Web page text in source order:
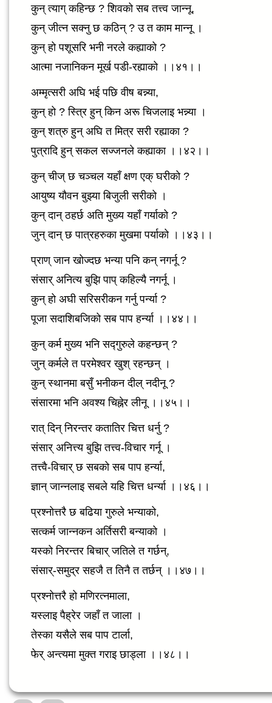
कुन् त्याग् कहिन्छ ? शिवको सब तत्त्व जान्नू,
कुन् जीत्न सक्नु छ कठिन् ? उ त काम मान्नू ।
कुन् हो पशूसरि भनी नरले कह्याको ?
आत्मा नजानिकन मूर्ख पडी-रह्याको ।।४१।।
अम्मृत्सरी अघि भई पछि वीष बन्न्या,
कुन् हो ? स्त्रि हुन् किन अरू चिजलाइ भन्न्या ।
कुन् शत्रु हुन् अघि त मित्र सरी रह्याका ?
पुत्रादि हुन् सकल सज्जनले कह्याका ।।४२।।
कुन् चीज् छ चञ्चल यहाँ क्षण एक् घरीको ?
आयुष्य यौवन बुझ्या बिजुली सरीको ।
कुन् दान् ठहर्छ अति मुख्य यहाँ गर्याको ?
जुन् दान् छ पात्रहरुका मुखमा पर्याको ।।४३।।
प्राण् जान खोज्दछ भन्या पनि कन् नगर्नू ?
संसार् अनित्य बुझि पाप् कहिल्यै नगर्नू ।
कुन् हो अघी सरिसरीकन गर्नु पर्न्या ?
पूजा सदाशिबजिको सब पाप हर्न्या ।।४४।।
कुन् कर्म मुख्य भनि सद्गुरुले कहन्छन् ?
जुन् कर्मले त परमेश्वर खुश् रहन्छन् ।
कुन् स्थानमा बसुँ भनीकन दील् नदीनू ?
संसारमा भनि अवश्य चिह्नेर लीनू ।।४५।।
रात् दिन् निरन्तर कतातिर चित्त धर्नु ?
संसार् अनित्त्य बुझि तत्त्व-विचार गर्नू ।
तत्त्वै-विचार् छ सबको सब पाप हर्न्या,
ज्ञान् जान्नलाइ सबले यहि चित्त धर्न्या ।।४६।।
प्रश्नोत्तरै छ बढिया गुरुले भन्याको,
सत्कर्म जान्नकन अर्तिसरी बन्याको ।
यस्को निरन्तर बिचार् जतिले त गर्छन्,
संसार्-समुद्र सहजै त तिनै त तर्छन् ।।४७।।
प्रश्नोत्तरै हो मणिरत्नमाला,
यस्लाइ पैह्रेर जहाँ त जाला ।
तेस्का यसैले सब पाप टार्ला,
फेर् अन्त्यमा मुक्त गराइ छाड्ला ।।४८।।